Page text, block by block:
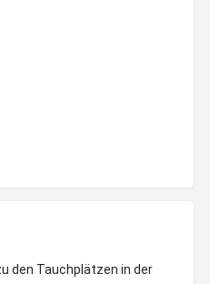
den Tauchplätzen in der